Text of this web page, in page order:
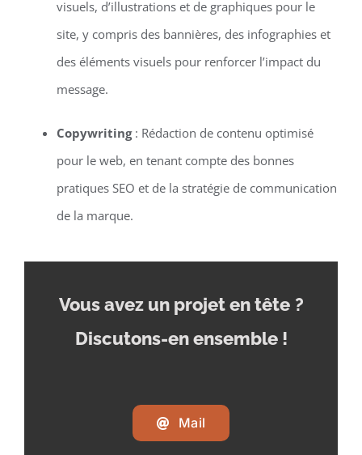
visuels, d’illustrations et de graphiques pour le
site, y compris des bannières, des infographies et
des éléments visuels pour renforcer l’impact du
message.
Copywriting: Rédaction de contenu optimisé
pour le web, en tenant compte des bonnes
pratiques SEO et de la stratégie de communication
de la marque.
Vous avez un projet en tête ?
Discutons-en ensemble !
Mail